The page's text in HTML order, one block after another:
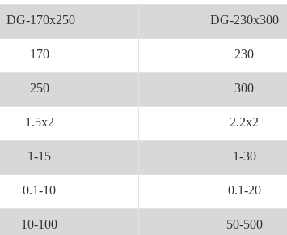
DG-170x250 DG-230x300
170 230
250 300
1.5x2 2.2x2
1-15 1-30
0.1-10 0.1-20
10-100 50-500